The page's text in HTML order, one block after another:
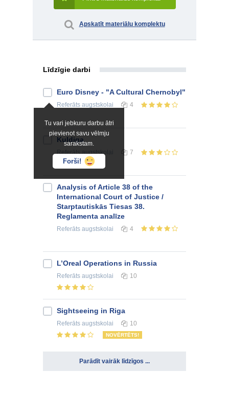
Apskatīt materiālu komplektu
Līdzīgie darbi
Tu vari jebkuru darbu ātri
pievienot savu vēlmju
sarakstam.
Forši!
Euro Disney - "A Cultural Chernobyl"
Referāts augstskolai 4
Kuldiga
Referātsaugstskolai 7
Analysis of Article 38 of the
International Court of Justice /
Starptautiskās Tiesas 38.
Reglamenta analīze
Referāts augstskolai 4
L’Oreal Operations in Russia
Referāts augstskolai 10
Sightseeing in Riga
Referāts augstskolai 10
NOVĒRTĒTS!
Parādīt vairāk līdzīgos ...